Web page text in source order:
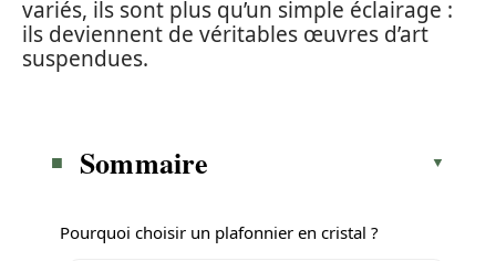
variés, ils sont plus qu’un simple éclairage :
ils deviennent de véritables œuvres d’art
suspendues.
Sommaire
Pourquoi choisir un plafonnier en cristal ?